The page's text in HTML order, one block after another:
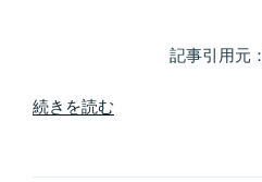
記事引用元：
“あ
続きを読む